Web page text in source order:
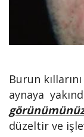
Burun
aynaya
düzeltir ve